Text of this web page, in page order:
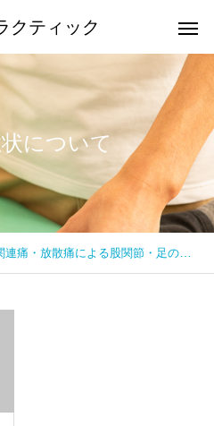
クティック
顎の痛
れ
の
膝の痛み
鵞足炎の整体について
について
連痛・放散痛による股関節・足の付け根の痛みの整体